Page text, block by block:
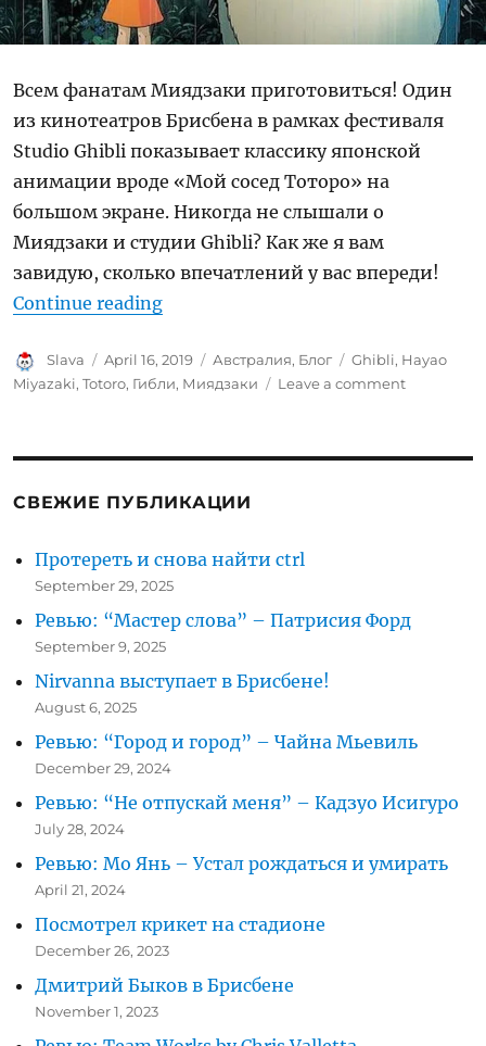
Всем фанатам Миядзаки приготовиться! Один
из кинотеатров Брисбена в рамках фестиваля
Studio Ghibli показывает классику японской
анимации вроде «Мой сосед Тоторо» на
большом экране. Никогда не слышали о
Миядзаки и студии Ghibli? Как же я вам
завидую, сколько впечатлений у вас впереди!
Continue reading“Фестиваль Studio Ghibli и
Author
Slava
Posted
on
April 16, 2019 Categories
Австралия, Блог Tags
Ghibli, Hayao
Miyazaki,Totoro, Гибли, Миядзаки Leave a commenton
СВЕЖИЕ ПУБЛИКАЦИИ
Протереть и снова найти ctrl
September 29, 2025
Ревью: “Мастер слова” – Патрисия Форд
September 9, 2025
Nirvanna выступает в Брисбене!
August 6, 2025
Ревью: “Город и город” – Чайна Мьевиль
December 29, 2024
Ревью: “Не отпускай меня” – Кадзуо Исигуро
July 28, 2024
Ревью: Мо Янь – Устал рождаться и умирать
April 21, 2024
Посмотрел крикет на стадионе
December 26, 2023
Дмитрий Быков в Брисбене
November 1, 2023